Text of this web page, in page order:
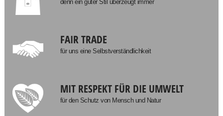
denn ein guter Stil überzeugt immer
FAIR TRADE
für uns eine Selbstverständlichkeit
MIT RESPEKT FÜR DIE UMWELT
für den Schutz von Mensch und Natur